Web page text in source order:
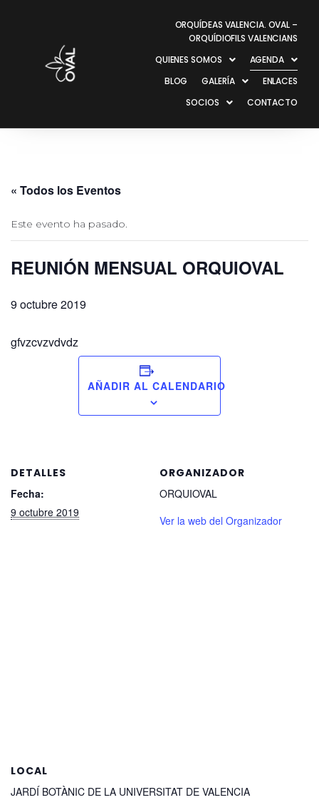
ORQUÍDEAS VALENCIA. OVAL –
ORQUÍDIOFILS VALENCIANS
QUIENES SOMOS
AGENDA
BLOG
GALERÍA
ENLACES
SOCIOS
CONTACTO
« Todos los Eventos
Este evento ha pasado.
REUNIÓN MENSUAL ORQUIOVAL
9 octubre 2019
gfvzcvzvdvdz
AÑADIR AL CALENDARIO
DETALLES
Fecha:
9 octubre 2019
ORGANIZADOR
ORQUIOVAL
Ver la web del Organizador
LOCAL
JARDÍ BOTÀNIC DE LA UNIVERSITAT DE VALENCIA